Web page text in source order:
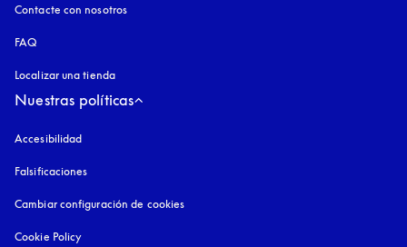
Contacte con nosotros
FAQ
Localizar una tienda
Nuestras políticas
Accesibilidad
Falsificaciones
Cambiar configuración de cookies
Cookie Policy